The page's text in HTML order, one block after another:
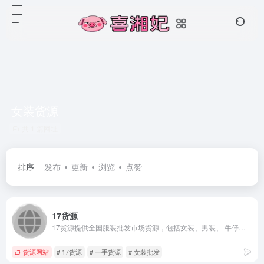
排序 发布 更新 浏览 点赞
17货源
货源网站 # 17货源 # 一手货源 # 女装批发